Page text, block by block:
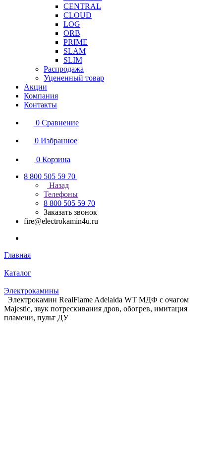
CENTRAL
CLOUD
LOG
ORB
PRIME
SLAM
SLIM
Распродажа
Уцененный товар
Акции
Компания
Контакты
0 Сравнение
0 Избранное
0 Корзина
8 800 505 59 70
Назад
Телефоны
8 800 505 59 70
Заказать звонок
fire@electrokamin4u.ru
Главная
Каталог
Электрокамины
Электрокамин RealFlame Adelaida WT МДФ с очагом
Majestic, звук потрескивания дров, обогрев, имитация
пламени, пульт ДУ